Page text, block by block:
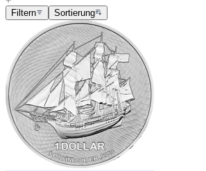
Filtern Sortierung